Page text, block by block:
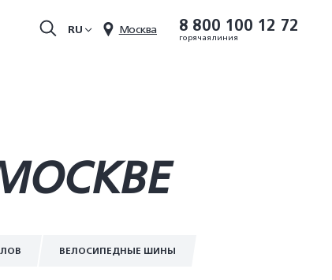
8 800 100 12 72
горячая линия
Москва
RU
ВЕЛОСИПЕДНЫЕ ШИНЫ